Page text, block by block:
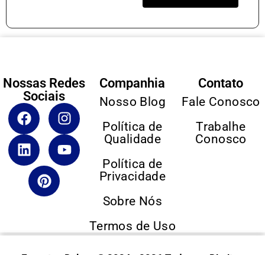
Nossas Redes
Sociais
Companhia
Nosso Blog
Política de
Qualidade
Política de
Privacidade
Sobre Nós
Termos de Uso
Contato
Fale Conosco
Trabalhe
Conosco